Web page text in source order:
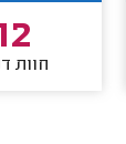
12
חוות